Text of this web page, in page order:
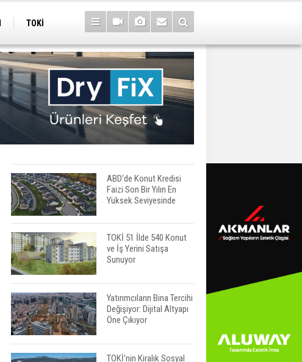
TOKİ
ABD'de Konut Kredisi
Faizi Son Bir Yılın En
Yüksek Seviyesinde
TOKİ 51 İlde 540 Konut
ve İş Yerini Satışa
Sunuyor
Yatırımcıların Bina Tercihi
Değişiyor: Dijital Altyapı
Öne Çıkıyor
TOKİ'nin Kiralık Sosyal